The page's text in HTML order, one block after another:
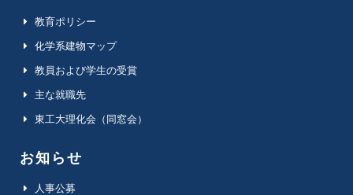
教育ポリシー
化学系建物マップ
教員および学生の受賞
主な就職先
東工大理化会（同窓会）
お知らせ
人事公募